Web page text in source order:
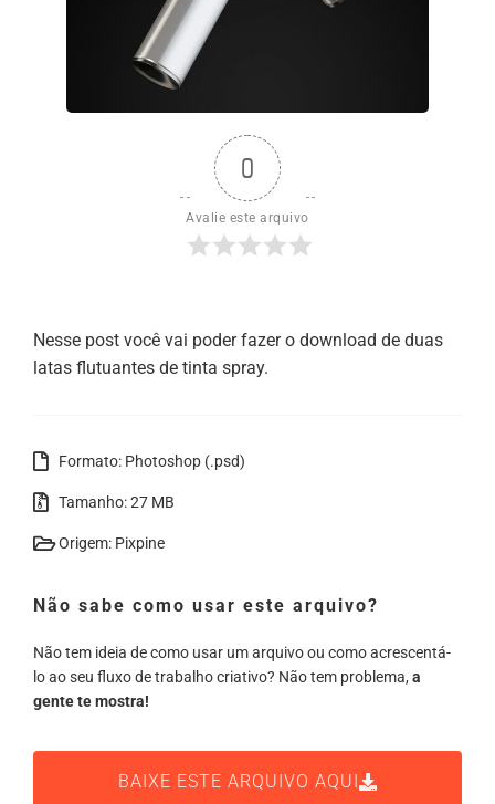
0
Avalie este arquivo
Nesse post você vai poder fazer o download de duas
latas flutuantes de tinta spray.
Formato: Photoshop (.psd)
Tamanho: 27 MB
Origem: Pixpine
Não sabe como usar este arquivo?
Não tem ideia de como usar um arquivo ou como acrescentá-
lo ao seu fluxo de trabalho criativo? Não tem problema, a
gente te mostra!
BAIXE ESTE ARQUIVO AQUI